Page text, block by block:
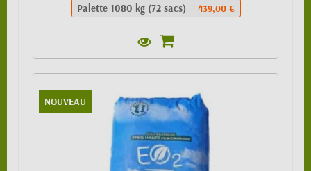
Palette 1080 kg (72 sacs) 439,00 €
NOUVEAU